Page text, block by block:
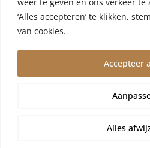
‘Alles accepteren’ te klikken,
van cookies.
Alles
Accepteer
© 2024 Dryrub.nl |